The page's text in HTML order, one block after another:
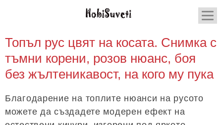
Топъл рус цвят на косата. Снимка с
тъмни корени, розов нюанс, боя
без жълтеникавост, на кого му пука
Благодарение на топлите нюанси на русото
можете да създадете модерен ефект на